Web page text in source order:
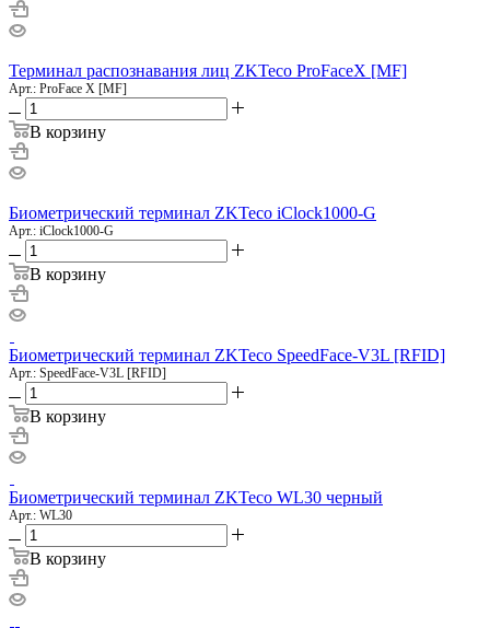
Терминал распознавания лиц ZKTeco ProFaceX [MF]
Арт.: ProFace X [MF]
В корзину
Биометрический терминал ZKTeco iClock1000-G
Арт.: iClock1000-G
В корзину
Биометрический терминал ZKTeco SpeedFace-V3L [RFID]
Арт.: SpeedFace-V3L [RFID]
В корзину
Биометрический терминал ZKTeco WL30 черный
Арт.: WL30
В корзину